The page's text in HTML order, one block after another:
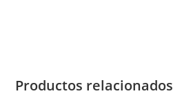
Productos relacionados